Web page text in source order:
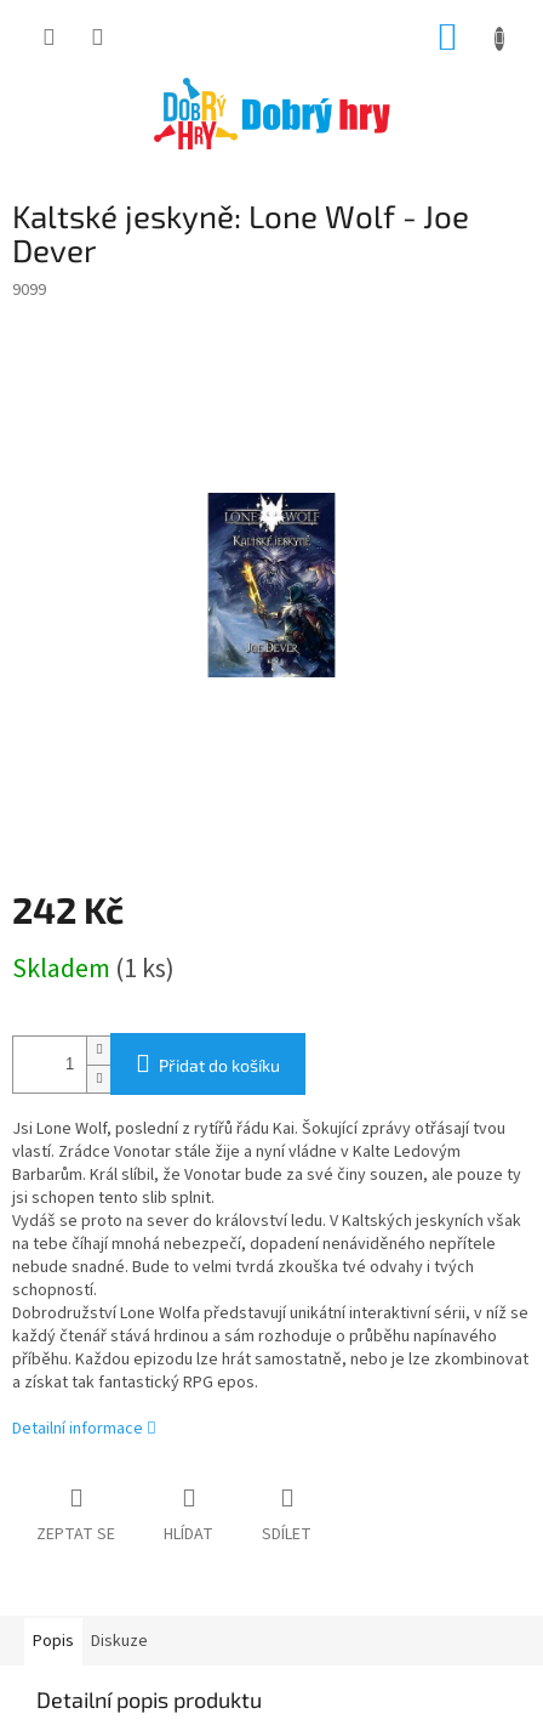
Kaltské jeskyně: Lone Wolf - Joe
Dever
9099
242 Kč
cena:
Skladem (1 ks)
Přidat do košíku
Jsi Lone Wolf, poslední z rytířů řádu Kai. Šokující zprávy otřásají tvou
vlastí. Zrádce Vonotar stále žije a nyní vládne v Kalte Ledovým
Barbarům. Král slíbil, že Vonotar bude za své činy souzen, ale pouze ty
jsi schopen tento slib splnit.
Vydáš se proto na sever do království ledu. V Kaltských jeskyních však
na tebe číhají mnohá nebezpečí, dopadení nenáviděného nepřítele
nebude snadné. Bude to velmi tvrdá zkouška tvé odvahy i tvých
schopností.
Dobrodružství Lone Wolfa představují unikátní interaktivní sérii, v níž se
každý čtenář stává hrdinou a sám rozhoduje o průběhu napínavého
příběhu. Každou epizodu lze hrát samostatně, nebo je lze zkombinovat
a získat tak fantastický RPG epos.
Detailní informace
ZEPTAT SE HLÍDAT SDÍLET
Popis Diskuze
Detailní popis produktu